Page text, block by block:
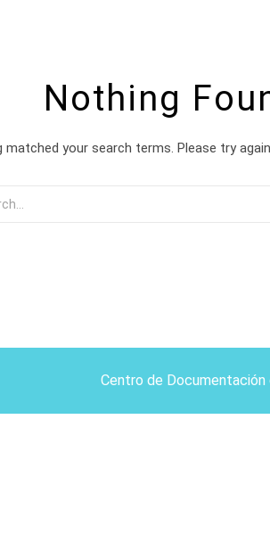
Nothing
matched your search terms. Please try
Centro de